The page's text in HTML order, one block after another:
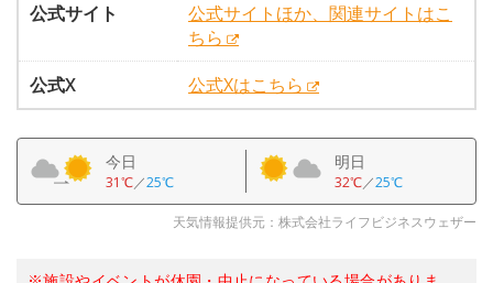
公式サイト
公式サイトほか、関連サイトはこ
ちら
公式X
公式Xはこちら
今日
31℃／25℃
明日
32℃／25℃
天気情報提供元：株式会社ライフビジネスウェザー